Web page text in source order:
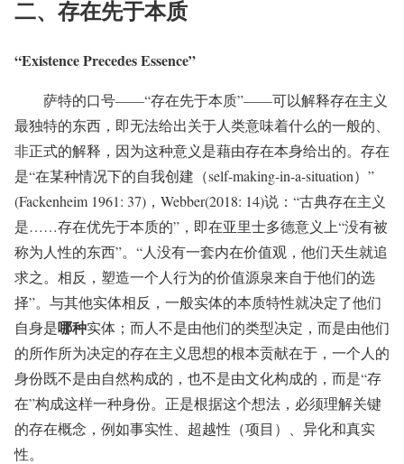
二、存在先于本质
“Existence Precedes Essence”
萨特的口号——“存在先于本质”——可以解释存在主义
最独特的东西，即无法给出关于人类意味着什么的一般的、
非正式的解释，因为这种意义是藉由存在本身给出的。存在
是“在某种情况下的自我创建（self-making-in-a-situation）”
(Fackenheim 1961: 37)，Webber(2018: 14)说：“古典存在主义
是……存在优先于本质的”，即在亚里士多德意义上“没有被
称为人性的东西”。“人没有一套内在价值观，他们天生就追
求之。相反，塑造一个人行为的价值源泉来自于他们的选
择”。与其他实体相反，一般实体的本质特性就决定了他们
自身是哪种实体；而人不是由他们的类型决定，而是由他们
的所作所为决定的存在主义思想的根本贡献在于，一个人的
身份既不是由自然构成的，也不是由文化构成的，而是“存
在”构成这样一种身份。正是根据这个想法，必须理解关键
的存在概念，例如事实性、超越性（项目）、异化和真实
性。